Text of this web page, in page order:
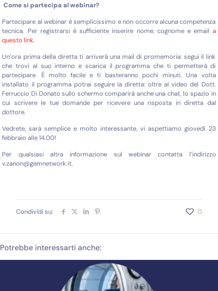
Come si partecipa al webinar?
Partecipare al webinar è semplicissimo e non occorre alcuna competenza
tecnica. Per registrarsi è sufficiente inserire nome, cognome e email a
questo link.
Un’ora prima della diretta ti arriverà una mail di promemoria: segui il link
che trovi al suo interno e scarica il programma che ti permetterà di
partecipare. È molto facile e ti basteranno pochi minuti. Una volta
installato il programma potrai seguire la diretta: oltre al video del Dott.
Ferruccio Di Donato sullo schermo comparirà anche una chat, lo spazio in
cui scrivere le tue domande per ricevere una risposta in diretta dal
dottore.
Vedrete, sarà semplice e molto interessante, vi aspettiamo giovedì 23
febbraio alle 14.00!
Per qualsiasi altra informazione sul webinar contatta l’indirizzo
v.zanon@gemnetwork.it.
Condividi su: 0
Potrebbe interessarti anche: